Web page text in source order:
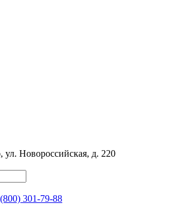
, ул. ​Новороссийская, д. 220
301-79-88